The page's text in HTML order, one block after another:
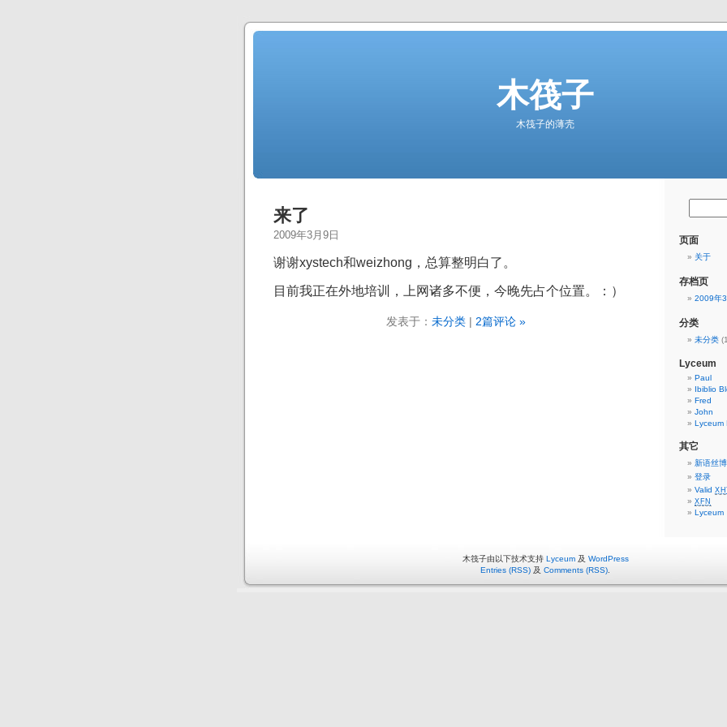
木筏子
木筏子的薄壳
来了
2009年3月9日
谢谢xystech和weizhong，总算整明白了。
目前我正在外地培训，上网诸多不便，今晚先占个位置。：）
发表于： 未分类 | 2篇评论 »
页面
关于
存档页
2009年
分类
未分类
Lyceum
Paul
Ibiblio
Fred
John
Lyceum
其它
新语丝
登录
Valid
XFN
Lyceum
木筏子由以下技术支持 Lyceum及 WordPress
Entries (RSS) 及 Comments (RSS)